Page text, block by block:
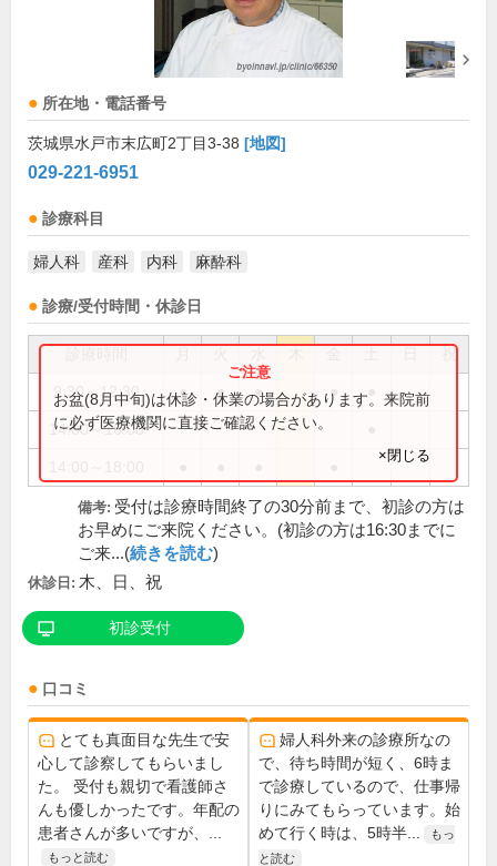
所在地・電話番号
茨城県水戸市末広町2丁目3-38 [地図]
029-221-6951
診療科目
婦人科 産科 内科 麻酔科
診療/受付時間・休診日
祝
9:30～12:30 ● ● ● ●
14:00～16:00
お盆(8月中旬)は休診・休業の場合があります。来院前
に必ず医療機関に直接ご確認ください。
×閉じる
備考: 受付は診療時間終了の30分前まで、初診の方は
お早めにご来院ください。(初診の方は16:30までに
ご来...(続きを読む)
休診日: 木、日、祝
初診受付
口コミ
とても真面目な先生で安
心して診察してもらいまし
た。 受付も親切で看護師さ
んも優しかったです。年配の
患者さんが多いですが、...
もっと読む
婦人科外来の診療所なの
で、待ち時間が短く、6時ま
で診療しているので、仕事帰
りにみてもらっています。始
めて行く時は、5時半...
もっ
と読む